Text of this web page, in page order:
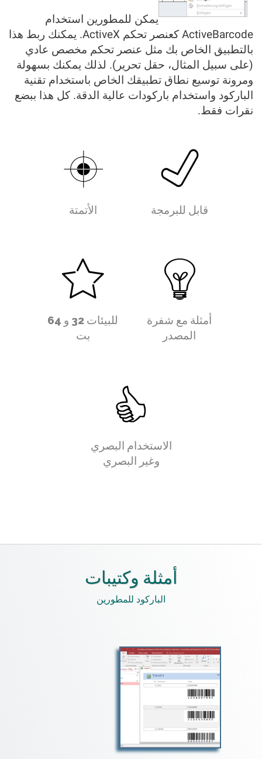
يمكن للمطورين استخدام
ActiveBarcode كعنصر تحكم ActiveX. يمكنك ربط هذا
بالتطبيق الخاص بك مثل عنصر تحكم مخصص عادي
(على سبيل المثال، حقل تحرير). لذلك يمكنك بسهولة
ومرونة توسيع نطاق تطبيقك الخاص باستخدام تقنية
الباركود واستخدام باركودات عالية الدقة. كل هذا ببضع
نقرات فقط.
قابل للبرمجة الأتمتة
أمثلة مع شفرة
المصدر
للبيئات 32 و 64
بت
الاستخدام البصري
وغير البصري
أمثلة وكتيبات
الباركود للمطورين